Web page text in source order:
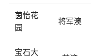
茵怡花
园
将军澳
宝石大